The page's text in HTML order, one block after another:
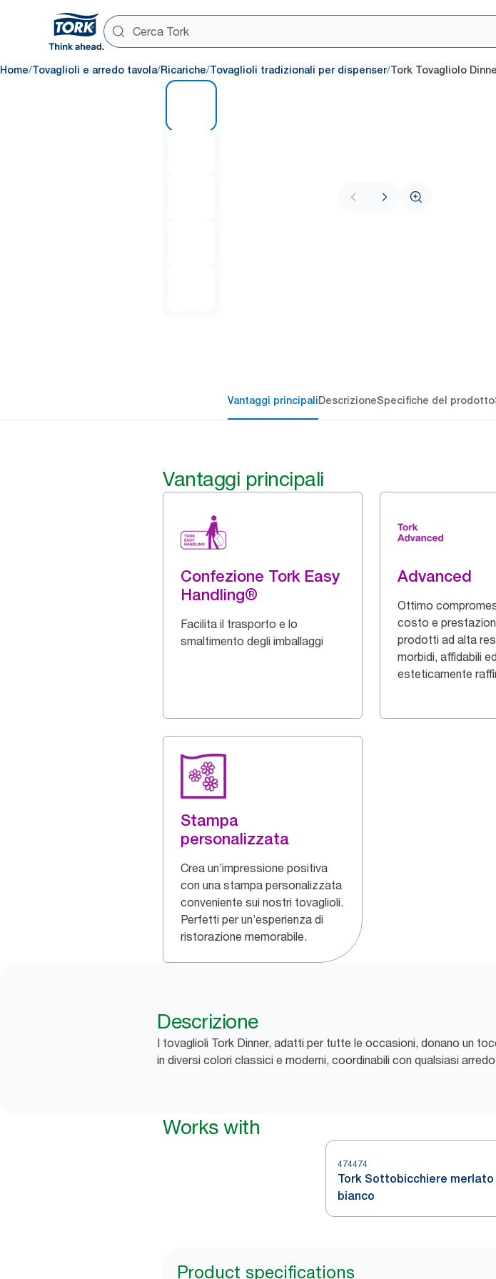
Home/Tovaglioli e arredo tavola/Ricariche/Tovaglioli tradizionali per dispenser/Tork Tovagliolo
Vantaggi principaliDescrizioneSpecifiche del prodotto
Vantaggi principali
Confezione Tork Easy
Handling®
Facilita il trasporto e lo
smaltimento degli imballaggi
Advanced
Ottimo
costo e
prodotti ad alta
morbidi, affidabili
esteticamente
Stampa
personalizzata
Crea un’impressione positiva
con una stampa personalizzata
conveniente sui nostri tovaglioli.
Perfetti per un’esperienza di
ristorazione memorabile.
Descrizione
I tovaglioli Tork Dinner, adatti per tutte le occasioni, donano un
in diversi colori classici e moderni, coordinabili con qualsiasi
Works with
474474
Tork Sottobicchiere merlato
bianco
Product specifications